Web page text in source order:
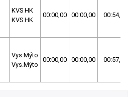
KVS HK
KVS HK
00:00,00 00:00,00 00:54,69
Vys.Mýto
Vys.Mýto
00:00,00 00:00,00 00:57,38